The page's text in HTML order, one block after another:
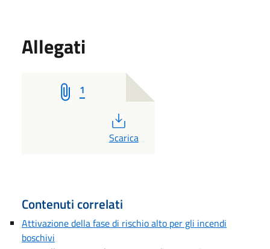
Allegati
1
PDF
Scarica
Contenuti correlati
Attivazione della fase di rischio alto per gli incendi
boschivi